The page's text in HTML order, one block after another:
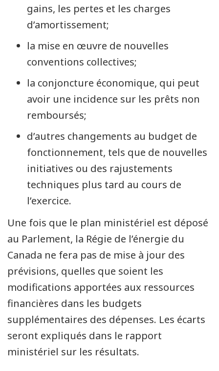
gains, les pertes et les charges
d’amortissement;
la mise en œuvre de nouvelles
conventions collectives;
la conjoncture économique, qui peut
avoir une incidence sur les prêts non
remboursés;
d’autres changements au budget de
fonctionnement, tels que de nouvelles
initiatives ou des rajustements
techniques plus tard au cours de
l’exercice.
Une fois que le plan ministériel est déposé
au Parlement, la Régie de l’énergie du
Canada ne fera pas de mise à jour des
prévisions, quelles que soient les
modifications apportées aux ressources
financières dans les budgets
supplémentaires des dépenses. Les écarts
seront expliqués dans le rapport
ministériel sur les résultats.